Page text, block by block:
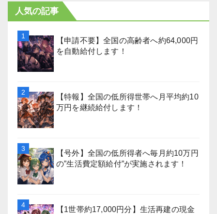
人気の記事
【申請不要】全国の高齢者へ約64,000円
を自動給付します！
【特報】全国の低所得世帯へ月平均約10
万円を継続給付します！
【号外】全国の低所得者へ毎月約10万円
の”生活費定額給付”が実施されます！
【1世帯約17,000円分】生活再建の現金